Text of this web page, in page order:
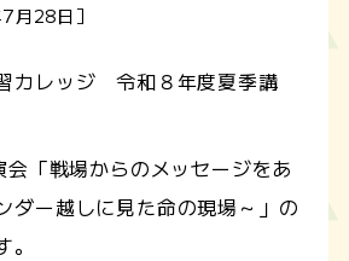
月28日］
カレッジ 令和８年度夏季講
「戦場からのメッセージをあ
ダー越しに見た命の現場～」の